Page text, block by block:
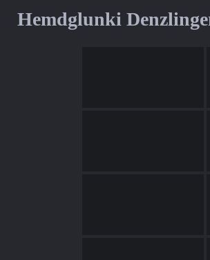
Hemdglunki